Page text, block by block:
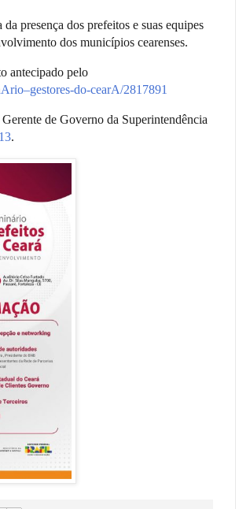
presença dos prefeitos e suas equipes
dos municípios cearenses.
antecipado pelo
do-cearA/2817891
de Governo da Superintendência
.